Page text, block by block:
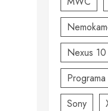
Nexus 10
Programa
Sony